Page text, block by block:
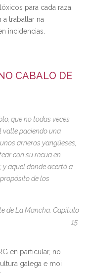
para cada raza.
a traballar na
incidencias.
CABALO DE
que no todas veces
valle paciendo una
arrieros yangüeses,
con su recua en
y aquel donde acertó a
de los
de La Mancha. Capítulo
15.
en particular, no
galega e moi